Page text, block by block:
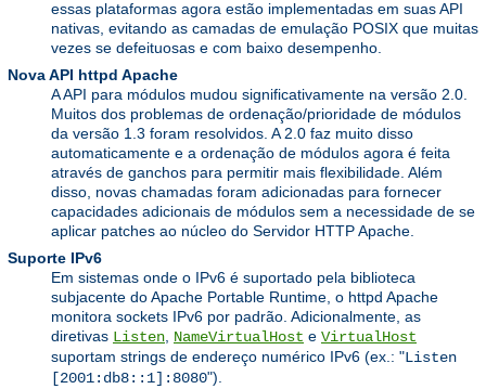
essas plataformas agora estão implementadas em suas API
nativas, evitando as camadas de emulação POSIX que muitas
vezes se defeituosas e com baixo desempenho.
Nova API httpd Apache
A API para módulos mudou significativamente na versão 2.0.
Muitos dos problemas de ordenação/prioridade de módulos
da versão 1.3 foram resolvidos. A 2.0 faz muito disso
automaticamente e a ordenação de módulos agora é feita
através de ganchos para permitir mais flexibilidade. Além
disso, novas chamadas foram adicionadas para fornecer
capacidades adicionais de módulos sem a necessidade de se
aplicar patches ao núcleo do Servidor HTTP Apache.
Suporte IPv6
Em sistemas onde o IPv6 é suportado pela biblioteca
subjacente do Apache Portable Runtime, o httpd Apache
monitora sockets IPv6 por padrão. Adicionalmente, as
diretivas Listen NameVirtualHost e VirtualHost
suportam strings de endereço numérico IPv6 (ex.: "Listen
[2001:db8::1]:8080").